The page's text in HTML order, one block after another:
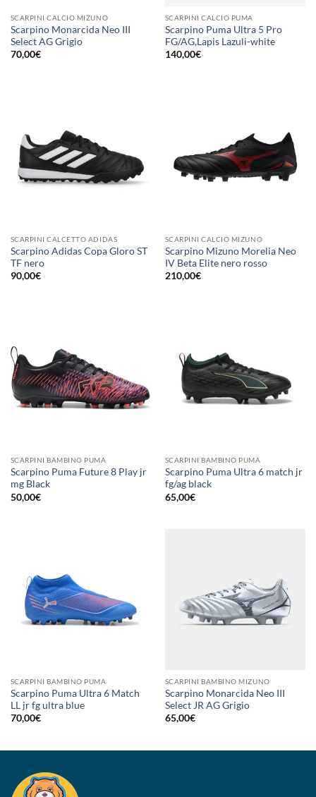
SCARPINI CALCIO MIZUNO
Scarpino Monarcida Neo III
Select AG Grigio
70,00€
SCARPINI CALCIO PUMA
Scarpino Puma Ultra 5 Pro
FG/AG,Lapis Lazuli-white
140,00€
SCARPINI CALCETTO ADIDAS
Scarpino Adidas Copa Gloro ST
TF nero
90,00€
SCARPINI CALCIO MIZUNO
Scarpino Mizuno Morelia Neo
IV Beta Elite nero rosso
210,00€
SCARPINI BAMBINO PUMA
Scarpino Puma Future 8 Play jr
mg Black
50,00€
SCARPINI BAMBINO PUMA
Scarpino Puma Ultra 6 match jr
fg/ag black
65,00€
SCARPINI BAMBINO PUMA
Scarpino Puma Ultra 6 Match
LL jr fg ultra blue
70,00€
SCARPINI BAMBINO MIZUNO
Scarpino Monarcida Neo III
Select JR AG Grigio
65,00€